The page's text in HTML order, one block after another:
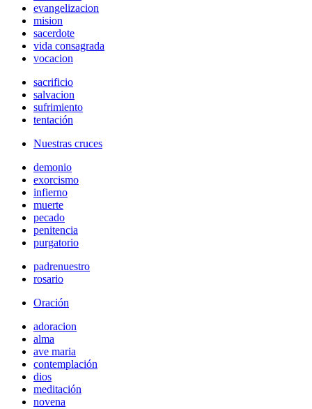
evangelizacion
mision
sacerdote
vida consagrada
vocacion
sacrificio
salvacion
sufrimiento
tentación
Nuestras cruces
demonio
exorcismo
infierno
muerte
pecado
penitencia
purgatorio
padrenuestro
rosario
Oración
adoracion
alma
ave maria
contemplación
dios
meditación
novena